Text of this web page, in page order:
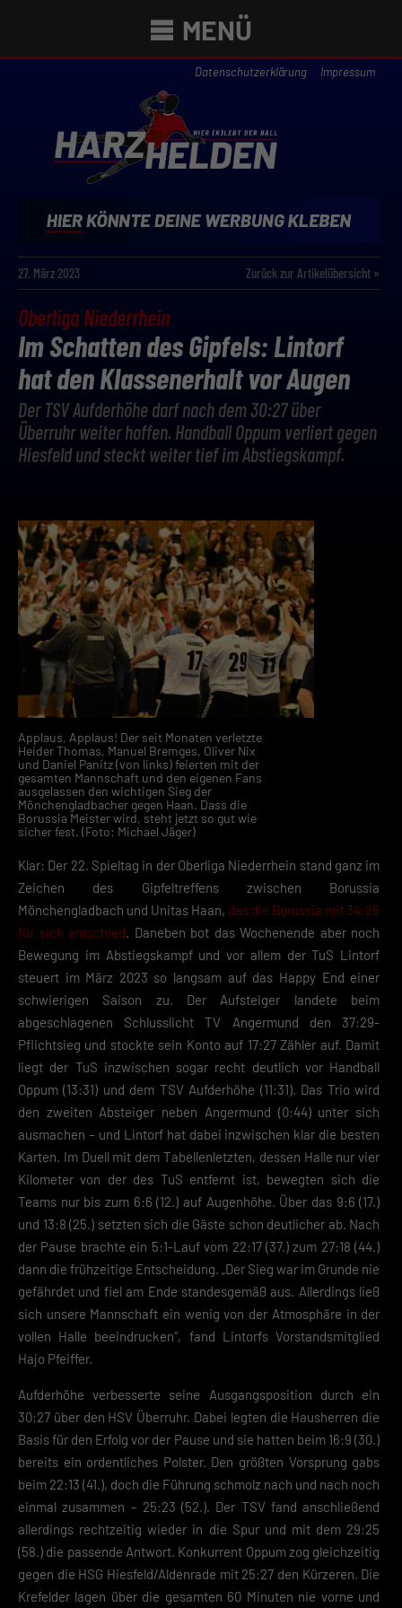
MENÜ
Datenschutzerklärung Impressum
27. März 2023 Zurück zur Artikelübersicht »
Oberliga Niederrhein
Im Schatten des Gipfels: Lintorf
hat den Klassenerhalt vor Augen
Der TSV Aufderhöhe darf nach dem 30:27 über
Überruhr weiter hoffen. Handball Oppum verliert gegen
Hiesfeld und steckt weiter tief im Abstiegskampf.
Applaus, Applaus! Der seit Monaten verletzte
Heider Thomas, Manuel Bremges, Oliver Nix
und Daniel Panitz (von links) feierten mit der
gesamten Mannschaft und den eigenen Fans
ausgelassen den wichtigen Sieg der
Mönchengladbacher gegen Haan. Dass die
Borussia Meister wird, steht jetzt so gut wie
sicher fest. (Foto: Michael Jäger)
Klar: Der 22. Spieltag in der Oberliga Niederrhein stand ganz im
Zeichen des Gipfeltreffens zwischen Borussia
Mönchengladbach und Unitas Haan, das die Borussia mit 34:25
für sich entschied. Daneben bot das Wochenende aber noch
Bewegung im Abstiegskampf und vor allem der TuS Lintorf
steuert im März 2023 so langsam auf das Happy End einer
schwierigen Saison zu. Der Aufsteiger landete beim
abgeschlagenen Schlusslicht TV Angermund den 37:29-
Pflichtsieg und stockte sein Konto auf 17:27 Zähler auf. Damit
liegt der TuS inzwischen sogar recht deutlich vor Handball
Oppum (13:31) und dem TSV Aufderhöhe (11:31). Das Trio wird
den zweiten Absteiger neben Angermund (0:44) unter sich
ausmachen – und Lintorf hat dabei inzwischen klar die besten
Karten. Im Duell mit dem Tabellenletzten, dessen Halle nur vier
Kilometer von der des TuS entfernt ist, bewegten sich die
Teams nur bis zum 6:6 (12.) auf Augenhöhe. Über das 9:6 (17.)
und 13:8 (25.) setzten sich die Gäste schon deutlicher ab. Nach
der Pause brachte ein 5:1-Lauf vom 22:17 (37.) zum 27:18 (44.)
dann die frühzeitige Entscheidung. „Der Sieg war im Grunde nie
gefährdet und fiel am Ende standesgemäß aus. Allerdings ließ
sich unsere Mannschaft ein wenig von der Atmosphäre in der
vollen Halle beeindrucken“, fand Lintorfs Vorstandsmitglied
Hajo Pfeiffer.
Aufderhöhe verbesserte seine Ausgangsposition durch ein
30:27 über den HSV Überruhr. Dabei legten die Hausherren die
Basis für den Erfolg vor der Pause und sie hatten beim 16:9 (30.)
bereits ein ordentliches Polster. Den größten Vorsprung gabs
beim 22:13 (41.), doch die Führung schmolz nach und nach noch
einmal zusammen – 25:23 (52.). Der TSV fand anschließend
allerdings rechtzeitig wieder in die Spur und mit dem 29:25
(58.) die passende Antwort. Konkurrent Oppum zog gleichzeitig
gegen die HSG Hiesfeld/Aldenrade mit 25:27 den Kürzeren. Die
Krefelder lagen über die gesamten 60 Minuten nie vorne und